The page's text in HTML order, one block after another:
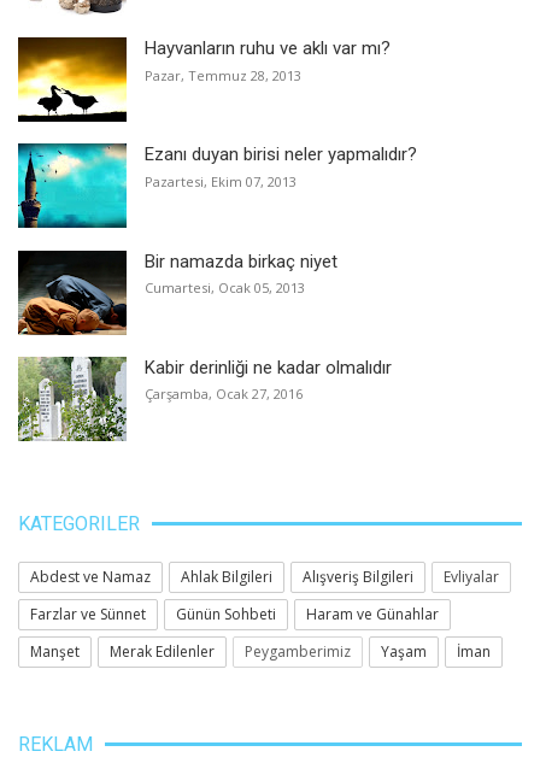
Hayvanların ruhu ve aklı var mı?
Pazar, Temmuz 28, 2013
Ezanı duyan birisi neler yapmalıdır?
Pazartesi, Ekim 07, 2013
Bir namazda birkaç niyet
Cumartesi, Ocak 05, 2013
Kabir derinliği ne kadar olmalıdır
Çarşamba, Ocak 27, 2016
KATEGORILER
Abdest ve Namaz Ahlak Bilgileri Alışveriş Bilgileri
Evliyalar
Farzlar ve Sünnet
Günün Sohbeti
Haram ve Günahlar
Manşet
Merak Edilenler Peygamberimiz Yaşam İman
REKLAM